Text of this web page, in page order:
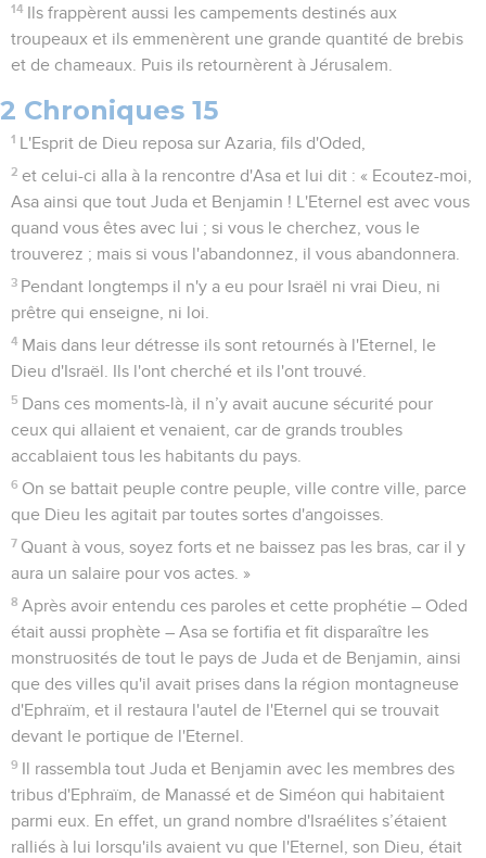
14
Ils frappèrent aussi les campements destinés aux
troupeaux et ils emmenèrent une grande quantité de brebis
et de chameaux. Puis ils retournèrent à Jérusalem.
2 Chroniques 15
1 L'Esprit de Dieu reposa sur Azaria, fils d'Oded,
2 et celui-ci alla à la rencontre d'Asa et lui dit : « Ecoutez-moi,
Asa ainsi que tout Juda et Benjamin ! L'Eternel est avec vous
quand vous êtes avec lui ; si vous le cherchez, vous le
trouverez ; mais si vous l'abandonnez, il vous abandonnera.
3 Pendant longtemps il n'y a eu pour Israël ni vrai Dieu, ni
prêtre qui enseigne, ni loi.
4 Mais dans leur détresse ils sont retournés à l'Eternel, le
Dieu d'Israël. Ils l'ont cherché et ils l'ont trouvé.
5 Dans ces moments-là, il n’y avait aucune sécurité pour
ceux qui allaient et venaient, car de grands troubles
accablaient tous les habitants du pays.
6 On se battait peuple contre peuple, ville contre ville, parce
que Dieu les agitait par toutes sortes d'angoisses.
7 Quant à vous, soyez forts et ne baissez pas les bras, car il y
aura un salaire pour vos actes. »
8 Après avoir entendu ces paroles et cette prophétie – Oded
était aussi prophète – Asa se fortifia et fit disparaître les
monstruosités de tout le pays de Juda et de Benjamin, ainsi
que des villes qu'il avait prises dans la région montagneuse
d'Ephraïm, et il restaura l'autel de l'Eternel qui se trouvait
devant le portique de l'Eternel.
9
Il rassembla tout Juda et Benjamin avec les membres des
tribus d'Ephraïm, de Manassé et de Siméon qui habitaient
parmi eux. En effet, un grand nombre d'Israélites s’étaient
ralliés à lui lorsqu'ils avaient vu que l'Eternel, son Dieu, était